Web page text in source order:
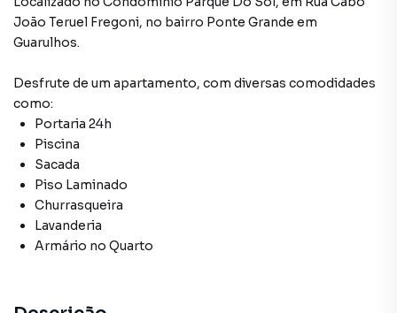
João Teruel Fregoni, no bairro Ponte Grande em
Guarulhos.
Desfrute de um apartamento, com diversas comodidades
como:
Portaria 24h
Piscina
Sacada
Piso Laminado
Churrasqueira
Lavanderia
Armário no Quarto